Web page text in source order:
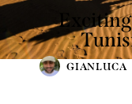
GIANLUCA